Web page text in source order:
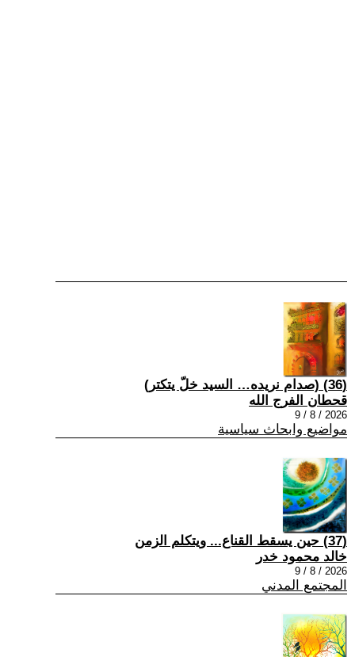
(36) (صدام نريده… السيد خلّ يتكتر)
قحطان الفرج الله
2026 / 8 / 9
مواضيع وابحاث سياسية
(37) حين يسقط القناع... ويتكلم الزمن
خالد محمود خدر
2026 / 8 / 9
المجتمع المدني